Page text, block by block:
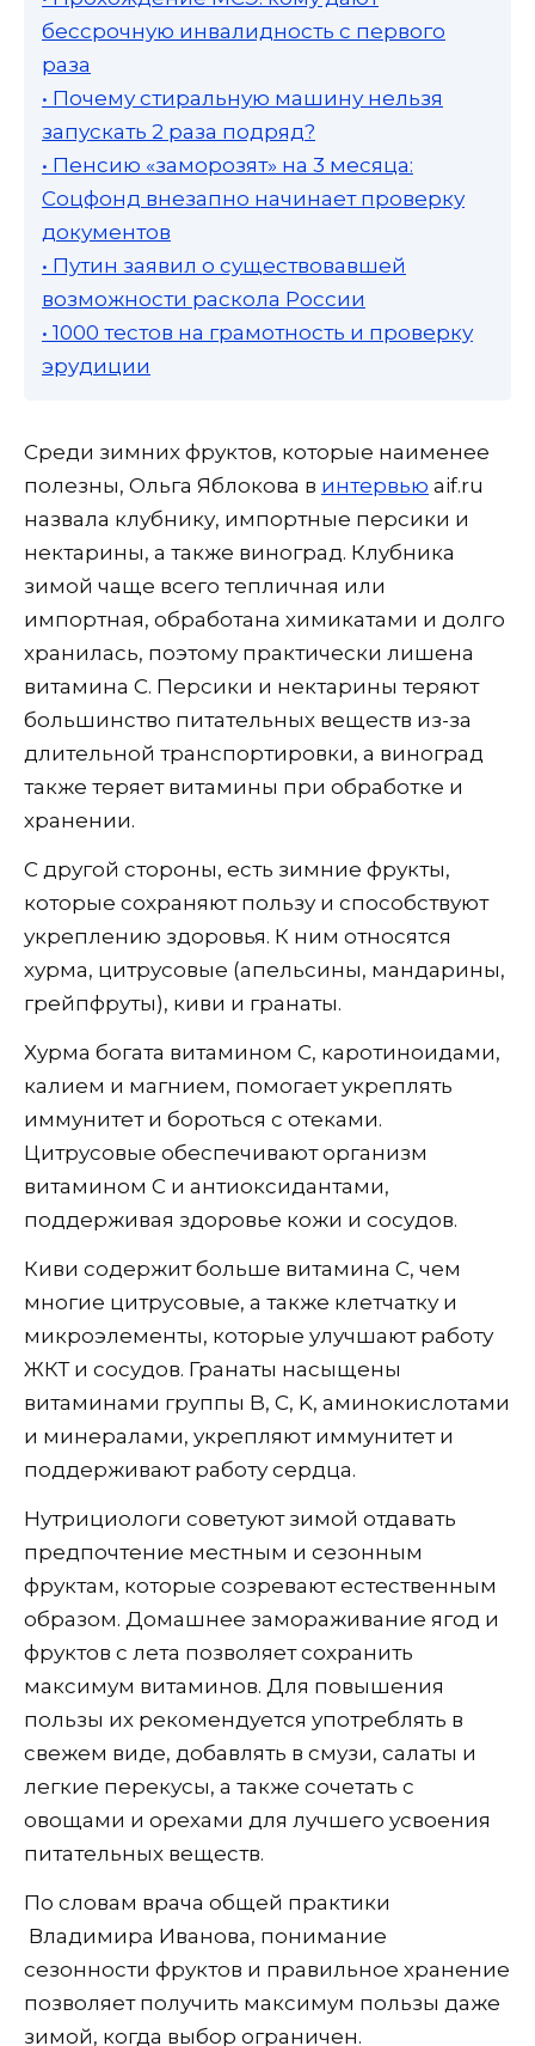
бессрочную инвалидность с первого
раза
• Почему стиральную машину нельзя
запускать 2 раза подряд?
• Пенсию «заморозят» на 3 месяца:
Соцфонд внезапно начинает проверку
документов
• Путин заявил о существовавшей
возможности раскола России
• 1000 тестов на грамотность и проверку
эрудиции
Среди зимних фруктов, которые наименее
полезны, Ольга Яблокова в интервью aif.ru
назвала клубнику, импортные персики и
нектарины, а также виноград. Клубника
зимой чаще всего тепличная или
импортная, обработана химикатами и долго
хранилась, поэтому практически лишена
витамина C. Персики и нектарины теряют
большинство питательных веществ из-за
длительной транспортировки, а виноград
также теряет витамины при обработке и
хранении.
С другой стороны, есть зимние фрукты,
которые сохраняют пользу и способствуют
укреплению здоровья. К ним относятся
хурма, цитрусовые (апельсины, мандарины,
грейпфруты), киви и гранаты.
Хурма богата витамином C, каротиноидами,
калием и магнием, помогает укреплять
иммунитет и бороться с отеками.
Цитрусовые обеспечивают организм
витамином C и антиоксидантами,
поддерживая здоровье кожи и сосудов.
Киви содержит больше витамина C, чем
многие цитрусовые, а также клетчатку и
микроэлементы, которые улучшают работу
ЖКТ и сосудов. Гранаты насыщены
витаминами группы B, C, K, аминокислотами
и минералами, укрепляют иммунитет и
поддерживают работу сердца.
Нутрициологи советуют зимой отдавать
предпочтение местным и сезонным
фруктам, которые созревают естественным
образом. Домашнее замораживание ягод и
фруктов с лета позволяет сохранить
максимум витаминов. Для повышения
пользы их рекомендуется употреблять в
свежем виде, добавлять в смузи, салаты и
легкие перекусы, а также сочетать с
овощами и орехами для лучшего усвоения
питательных веществ.
По словам врача общей практики
Владимира Иванова, понимание
сезонности фруктов и правильное хранение
позволяет получить максимум пользы даже
зимой, когда выбор ограничен.